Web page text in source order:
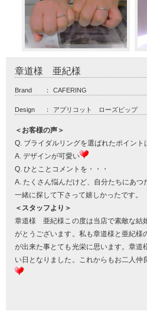
章道様 亜紀様
Brand ： CAFERING
Design ： アプリコット ローズピップ
＜お客様の声＞
Q. ブライダルリングを選ばれたポイント
A. デザインが可愛い
Q. ひとことコメントを・・・
A. たくさん悩んだけど、自分たちにあつ
一緒に探して下さって嬉しかったです。
＜スタッフより＞
章道様 亜紀様この度は当店で素敵な結
がとうございます。私も章道様と亜紀様
が出来た事とても光栄に思います。章道
い日となりました。これからもお二人仲